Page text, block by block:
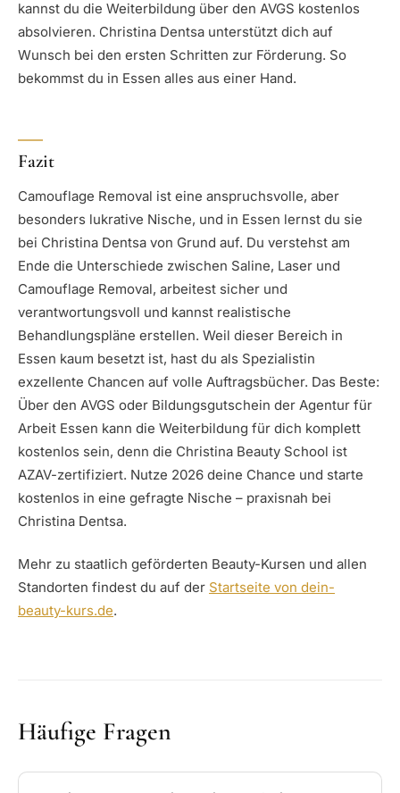
kannst du die Weiterbildung über den AVGS kostenlos
absolvieren. Christina Dentsa unterstützt dich auf
Wunsch bei den ersten Schritten zur Förderung. So
bekommst du in Essen alles aus einer Hand.
Fazit
Camouflage Removal ist eine anspruchsvolle, aber
besonders lukrative Nische, und in Essen lernst du sie
bei Christina Dentsa von Grund auf. Du verstehst am
Ende die Unterschiede zwischen Saline, Laser und
Camouflage Removal, arbeitest sicher und
verantwortungsvoll und kannst realistische
Behandlungspläne erstellen. Weil dieser Bereich in
Essen kaum besetzt ist, hast du als Spezialistin
exzellente Chancen auf volle Auftragsbücher. Das Beste:
Über den AVGS oder Bildungsgutschein der Agentur für
Arbeit Essen kann die Weiterbildung für dich komplett
kostenlos sein, denn die Christina Beauty School ist
AZAV-zertifiziert. Nutze 2026 deine Chance und starte
kostenlos in eine gefragte Nische – praxisnah bei
Christina Dentsa.
Mehr zu staatlich geförderten Beauty-Kursen und allen
Standorten findest du auf der Startseite von dein-
beauty-kurs.de.
Häufige Fragen